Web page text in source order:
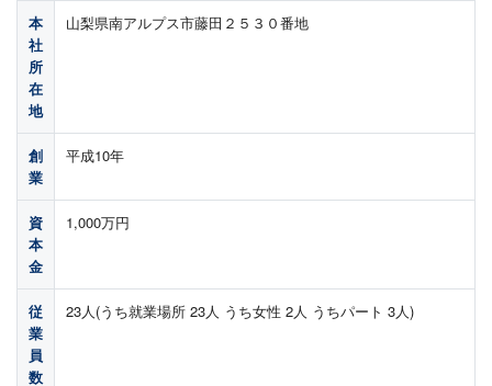
本
社
所
在
地
山梨県南アルプス市藤田２５３０番地
創
業
平成10年
資
本
金
1,000万円
従
業
員
数
23人(うち就業場所 23人 うち女性 2人 うちパート 3人)